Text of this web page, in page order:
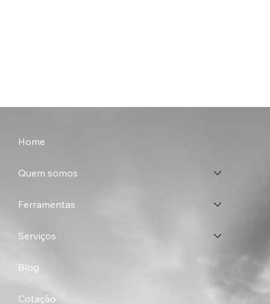
Home
Quem somos
Ferramentas
Serviços
Blog
Cotação